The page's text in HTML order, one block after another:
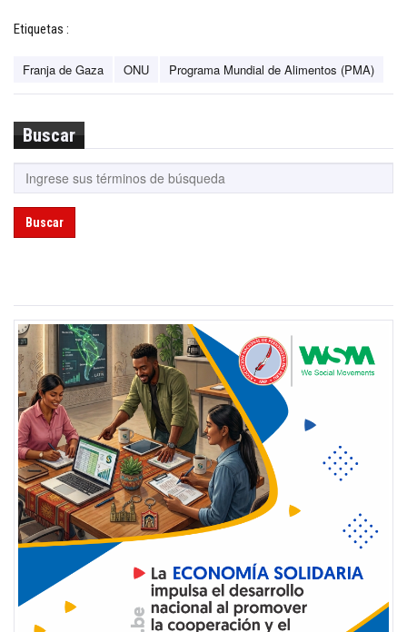
Etiquetas :
Franja de Gaza ONU Programa Mundial de Alimentos (PMA)
Buscar
Buscar